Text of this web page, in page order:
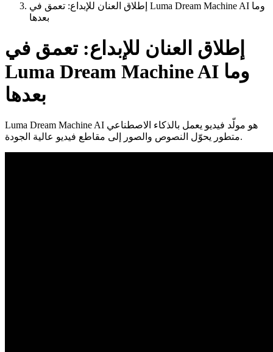
إطلاق العنان للإبداع: تعمق في Luma Dream Machine AI وما
بعدها
إطلاق العنان للإبداع: تعمق في
Luma Dream Machine AI وما
بعدها
Luma Dream Machine AI هو مولّد فيديو يعمل بالذكاء الاصطناعي
متطور يحوّل النصوص والصور إلى مقاطع فيديو عالية الجودة.